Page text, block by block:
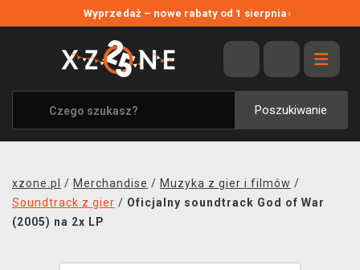
Wyprzedaż – nowe rabaty od 1 sierpnia›
Poszukiwanie
WYPRZEDAŻ
WSZYSTKIE MARKI
XZONE ORIGINALS
UBRANIA I AKCESORIA
SOUNDTRACKI
xzone.pl / Merchandise / Muzyka z gier i filmów /
Soundtrack z gier / Oficjalny soundtrack God of War
(2005) na 2x LP